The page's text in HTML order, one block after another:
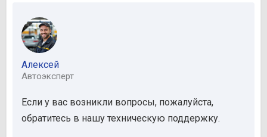
Алексей
Автоэксперт
Если у вас возникли вопросы, пожалуйста,
обратитесь в нашу техническую поддержку.